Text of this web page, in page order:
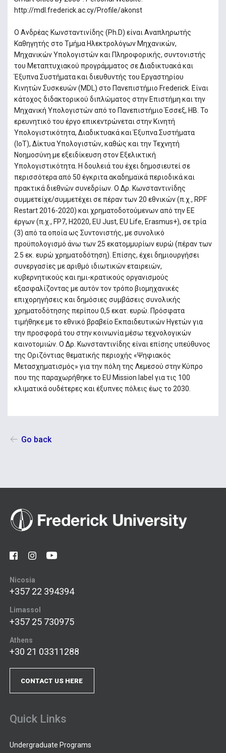
http://mdl.frederick.ac.cy/Profile/akonst
Ο Ανδρέας Κωνσταντινίδης (Ph.D) είναι Αναπληρωτής
Καθηγητής στο Τμήμα Ηλεκτρολόγων Μηχανικών,
Μηχανικών Υπολογιστών και Πληροφορικής, συντονιστής
του Μεταπτυχιακού προγράμματος σε Διαδικτυακά και
Έξυπνα Συστήματα και διευθυντής του Εργαστηρίου
Κινητών Συσκευών (MDL) στο Πανεπιστήμιο Frederick. Είναι
κάτοχος διδακτορικού διπλώματος στην Επιστήμη και την
Μηχανική Υπολογιστών από το Πανεπιστήμιο Έσσεξ, ΗΒ. Το
ερευνητικό του έργο επικεντρώνεται στην Κινητή
Υπολογιστικότητα, Διαδικτυακά και Έξυπνα Συστήματα
(IoT), Δίκτυα Υπολογιστών, καθώς και την Τεχνητή
Νοημοσύνη με εξειδίκευση στον Εξελικτική
Υπολογιστικότητα. Η δουλειά του έχει δημοσιευτεί σε
περισσότερα από 50 έγκριτα ακαδημαϊκά περιοδικά και
πρακτικά διεθνών συνεδρίων. Ο Δρ. Κωνσταντινίδης
συμμετείχε/συμμετέχει σε πέραν των 20 εθνικών (π.χ., RPF
Restart 2016-2020) και χρηματοδοτούμενων από την ΕΕ
έργων (π.χ., FP7, H2020, EU Just, EU Life, Erasmus+), σε τρία
(3) από τα οποία ως Συντονιστής, με συνολικό
προϋπολογισμό άνω των 25 εκατομμυρίων ευρώ (πέραν των
2.5 εκ. ευρώ χρηματοδότηση). Επίσης, έχει δημιουργήσει
συνεργασίες με αριθμό ιδιωτικών εταιρειών,
κυβερνητικούς και ημι-κρατικούς οργανισμούς
εξασφαλίζοντας με αυτόν τον τρόπο βιομηχανικές
επιχορηγήσεις και δημόσιες συμβάσεις συνολικής
χρηματοδότησης περίπου 0,5 εκατ. ευρώ. Πρόσφατα
τιμήθηκε με το εθνικό βραβείο Εκπαιδευτικών Ηγετών για
την προσφορά του στην κοινωνία μέσω τεχνολογικών
καινοτομιών. Ο Δρ. Κωνσταντινίδης είναι επίσης υπεύθυνος
της Οριζόντιας θεματικής περιοχής «Ψηφιακός
Μετασχηματισμός» για την πόλη της Λεμεσού στην Κύπρο
που της παραχωρήθηκε το EU Mission label για τις 100
κλιματικά ουδέτερες και έξυπνες πόλεις έως το 2030.
Go back
Nicosia
+357 22 394394
Limassol
+357 25 730975
Athens
+30 21 03311288
CONTACT US HERE
Quick Links
Undergraduate Programs